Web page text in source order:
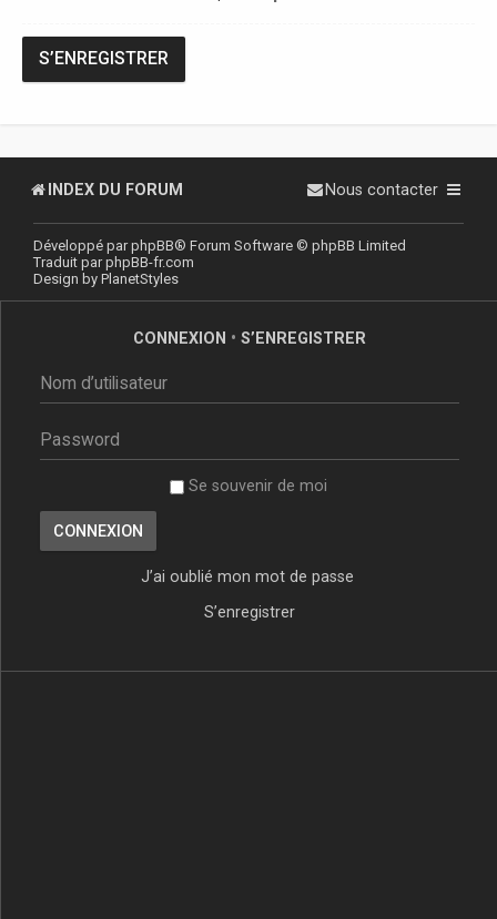
S’ENREGISTRER
INDEX DU FORUM Nous contacter
Développé parphpBB® Forum Software © phpBB Limited
Traduit parphpBB-fr.com
Design by PlanetStyles
CONNEXION • S’ENREGISTRER
Se souvenir de moi
J’ai oublié mon mot de passe
S’enregistrer